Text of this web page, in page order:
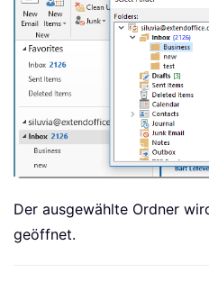
Der ausgewählte Ordner
geöffnet.